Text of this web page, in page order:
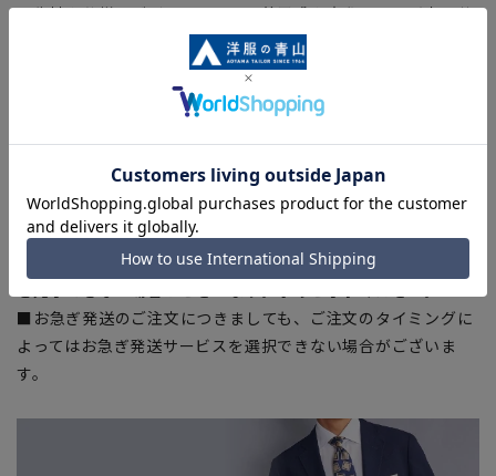
■生地や仕様・デザインにより、着用感や実際のサイズ表に若
干の誤差が生じる場合がございます。予めご了承ください。
■サイズスペックは仕上がりサイズを記載しております。一
部、商品現物におすすめサイズ(ヌードサイズ)を記載している
■ブラウザやお使いのモニター環境、また撮影時の室内外の光
加減により、実際の商品と掲載画像の色味が異なる場合がござ
います。
■店舗や各モールサイトと商品在庫を共有しております関係
上、ご注文いただいたタイミングにより欠品が発生し、ご注文
■お急ぎ発送のご注文につきましても、ご注文のタイミングに
よってはお急ぎ発送サービスを選択できない場合がございま
す。